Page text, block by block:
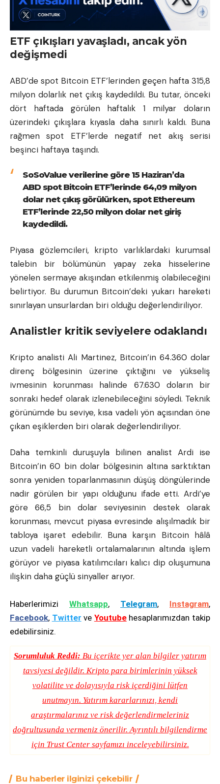
ETF çıkışları yavaşladı, ancak yön
değişmedi
ABD’de spot Bitcoin ETF’lerinden geçen hafta 315,8
milyon dolarlık net çıkış kaydedildi. Bu tutar, önceki
dört haftada görülen haftalık 1 milyar doların
üzerindeki çıkışlara kıyasla daha sınırlı kaldı. Buna
rağmen spot ETF’lerde negatif net akış serisi
beşinci haftaya taşındı.
SoSoValue verilerine göre 15 Haziran’da
ABD spot Bitcoin ETF’lerinde 64,09 milyon
dolar net çıkış görülürken, spot Ethereum
ETF’lerinde 22,50 milyon dolar net giriş
kaydedildi.
Piyasa gözlemcileri, kripto varlıklardaki kurumsal
talebin bir bölümünün yapay zeka hisselerine
yönelen sermaye akışından etkilenmiş olabileceğini
belirtiyor. Bu durumun Bitcoin’deki yukarı hareketi
sınırlayan unsurlardan biri olduğu değerlendiriliyor.
Analistler kritik seviyelere odaklandı
Kripto analisti Ali Martinez, Bitcoin’in 64.360 dolar
direnç bölgesinin üzerine çıktığını ve yükseliş
ivmesinin korunması halinde 67.630 doların bir
sonraki hedef olarak izlenebileceğini söyledi. Teknik
görünümde bu seviye, kısa vadeli yön açısından öne
çıkan eşiklerden biri olarak değerlendiriliyor.
Daha temkinli duruşuyla bilinen analist Ardi ise
Bitcoin’in 60 bin dolar bölgesinin altına sarktıktan
sonra yeniden toparlanmasının düşüş döngülerinde
nadir görülen bir yapı olduğunu ifade etti. Ardi’ye
göre 66,5 bin dolar seviyesinin destek olarak
korunması, mevcut piyasa evresinde alışılmadık bir
tabloya işaret edebilir. Buna karşın Bitcoin hâlâ
uzun vadeli hareketli ortalamalarının altında işlem
görüyor ve piyasa katılımcıları kalıcı dip oluşumuna
ilişkin daha güçlü sinyaller arıyor.
Haberlerimizi Whatsapp, Telegram, Instagram,
Facebook, Twitter ve Youtubehesaplarımızdan takip
edebilirsiniz.
Sorumluluk Reddi: Bu içerikte yer alan bilgiler yatırım
tavsiyesi değildir. Kripto para birimlerinin yüksek
volatilite ve dolayısıyla risk içerdiğini lütfen
unutmayın. Yatırım kararlarınızı, kendi
araştırmalarınız ve risk değerlendirmeleriniz
doğrultusunda vermeniz önerilir. Ayrıntılı bilgilendirme
için Trust Centersayfamızı inceleyebilirsiniz.
Bu haberler ilginizi çekebilir